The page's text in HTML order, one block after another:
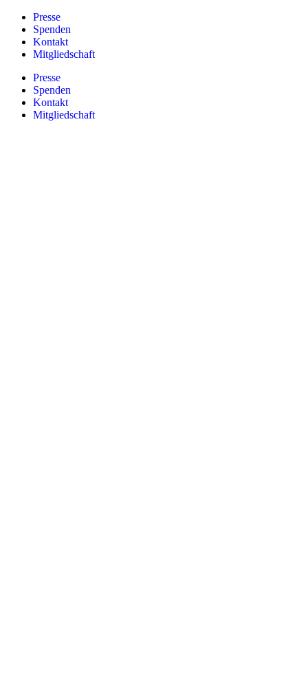
Zum
Inhalt
springen
Presse
Spenden
Kontakt
Mitgliedschaft
Presse
Spenden
Kontakt
Mitgliedschaft